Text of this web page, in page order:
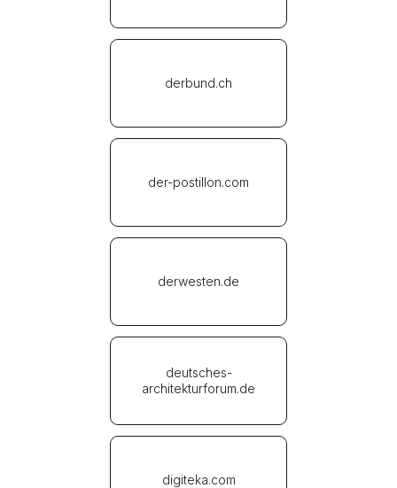
derbund.ch
der-postillon.com
derwesten.de
deutsches-
architekturforum.de
digiteka.com